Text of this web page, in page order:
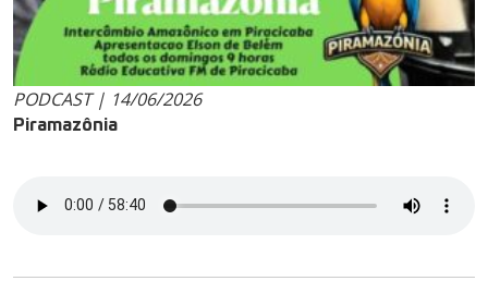
PODCAST | 14/06/2026
Piramazônia